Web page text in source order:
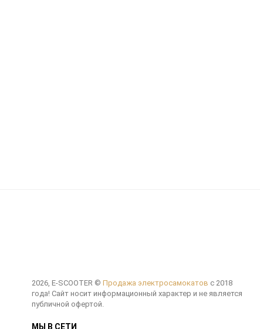
2026, E-SCOOTER © Продажа электросамокатов с 2018
года! Сайт носит информационный характер и не является
публичной офертой.
МЫ В СЕТИ